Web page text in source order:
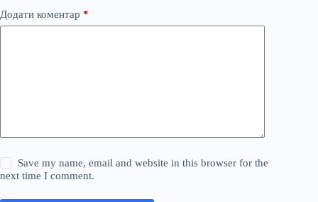
Додати коментар *
Save my name, email and website in this browser for the
next time I comment.